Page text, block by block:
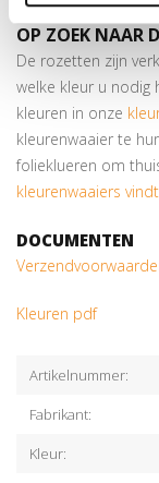
OP ZOEK NAAR
De rozetten zijn
welke kleur u nodig
kleuren in onze
kleurenwaaier te
folieklueren om
kleurenwaaiers
DOCUMENTEN
Kleuren pdf
Artikelnummer:
Fabrikant:
Kleur: